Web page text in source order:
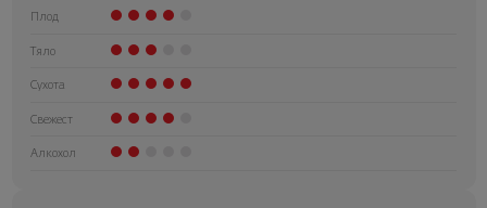
Плод
Тяло
Сухота
Свежест
Алкохол